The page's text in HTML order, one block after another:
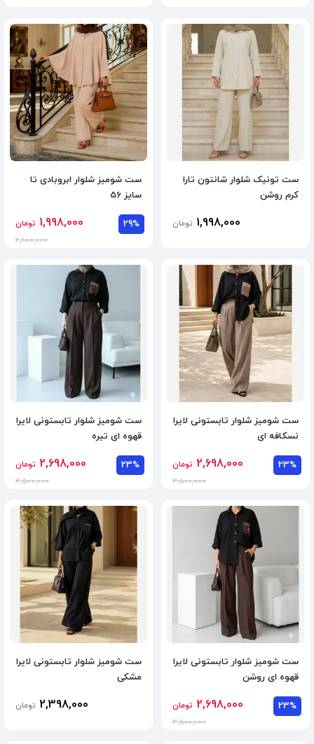
ست تونیک شلوار شانتون تارا
کرم روشن
1,998,000 تومان
ست شومیز شلوار ابروبادی تا
سایز 56
29%
1,998,000 تومان
2,800,000
ست شومیز شلوار تابستونی لایرا
نسکافه ای
23%
2,698,000 تومان
3,500,000
ست شومیز شلوار تابستونی لایرا
قهوه ای تیره
23%
2,698,000 تومان
3,500,000
ست شومیز شلوار تابستونی لایرا
قهوه ای روشن
23%
2,698,000 تومان
3,500,000
ست شومیز شلوار تابستونی لایرا
مشکی
2,398,000 تومان